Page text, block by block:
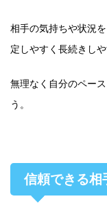
相手の気持ちや状況
定しやすく長続きしや
無理なく自分のペー
う。
信頼できる相